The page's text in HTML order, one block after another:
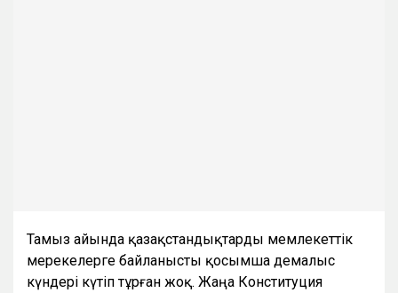
Тамыз айында қазақстандықтарды мемлекеттік
мерекелерге байланысты қосымша демалыс
күндері күтіп тұрған жоқ. Жаңа Конституция